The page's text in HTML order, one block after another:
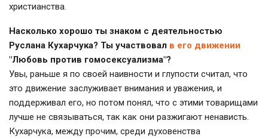
христианства.
Насколько хорошо ты знаком с деятельностью
Руслана Кухарчука? Ты участвовал в его движении
"Любовь против гомосексуализма"?
Увы, раньше я по своей наивности и глупости считал, что
это движение заслуживает внимания и уважения, и
поддерживал его, но потом понял, что с этими товарищами
лучше не связываться, так как они разжигают ненависть.
Кухарчука, между прочим, среди духовенства